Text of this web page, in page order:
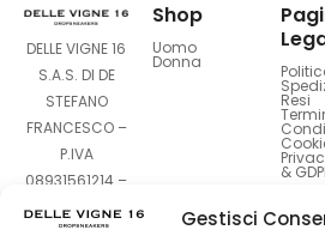
Gestisci
DELLE VIGNE 16
S.A.S. DI DE
STEFANO
FRANCESCO –
P.IVA
08931561214 –
Sede Legale:
Corso Europa
Shop
Uomo
Donna
Resi
&